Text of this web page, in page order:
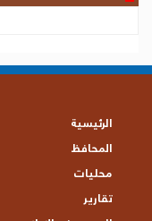
الرئيسية
المحافظ
محليات
تقارير